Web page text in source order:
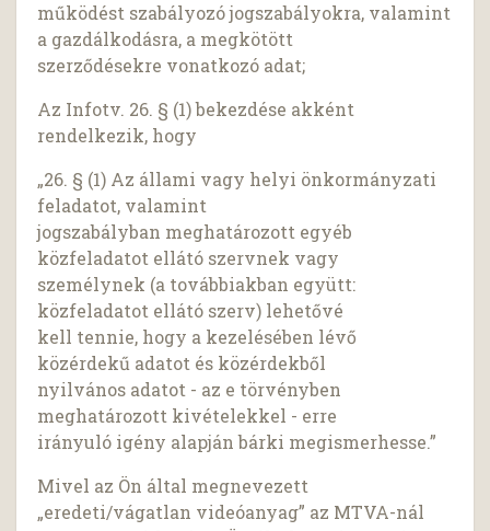
működést szabályozó jogszabályokra, valamint
a gazdálkodásra, a megkötött
szerződésekre vonatkozó adat;
Az Infotv. 26. § (1) bekezdése akként
rendelkezik, hogy
„26. § (1) Az állami vagy helyi önkormányzati
feladatot, valamint
jogszabályban meghatározott egyéb
közfeladatot ellátó szervnek vagy
személynek (a továbbiakban együtt:
közfeladatot ellátó szerv) lehetővé
kell tennie, hogy a kezelésében lévő
közérdekű adatot és közérdekből
nyilvános adatot - az e törvényben
meghatározott kivételekkel - erre
irányuló igény alapján bárki megismerhesse.”
Mivel az Ön által megnevezett
„eredeti/vágatlan videóanyag” az MTVA-nál